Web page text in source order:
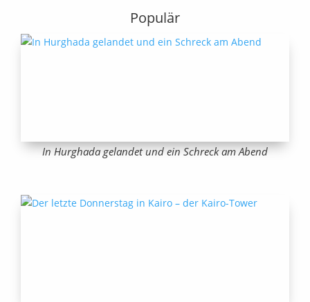
Populär
In Hurghada gelandet und ein Schreck am Abend